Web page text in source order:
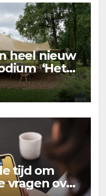
heel nieuw
‘Het
D’n
tijd om
vragen over